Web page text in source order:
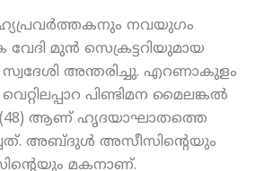
നവയുഗം
മുന്‍ സെക്രട്ടറിയുമായ
അന്തരിച്ചു. എറണാകുളം
പിണ്ടിമന മൈലങ്കല്‍
(48) ആണ് ഹൃദയാഘാതത്തെ
അബ്ദുള്‍ അസീസിന്റെയും
മകനാണ്.